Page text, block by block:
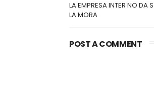
LA EMPRESA INTER NO DA
LA MORA
POST A COMMENT